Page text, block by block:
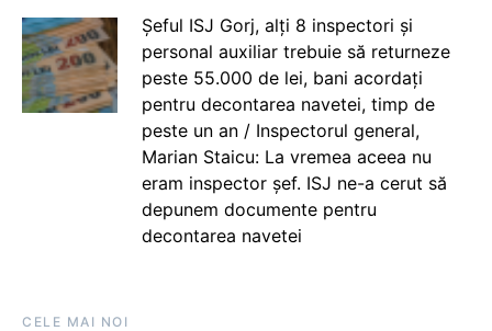
Șeful ISJ Gorj, alți 8 inspectori și
personal auxiliar trebuie să returneze
peste 55.000 de lei, bani acordați
pentru decontarea navetei, timp de
peste un an / Inspectorul general,
Marian Staicu: La vremea aceea nu
eram inspector șef. ISJ ne-a cerut să
depunem documente pentru
decontarea navetei
CELE MAI NOI